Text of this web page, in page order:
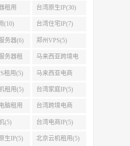
租用 台湾原生IP(30)
(10) 台湾住宅IP(7)
务器(6) 郑州VPS(5)
务器租 马来西亚跨境电
商IP(5)
租用(5) 马来西亚电商
IP(5)
租用(5) 台湾家庭IP(5)
脑租用 台湾跨境电商
IP(5)
(5) 台湾电商IP(5)
生IP(5) 北京云机租用(5)